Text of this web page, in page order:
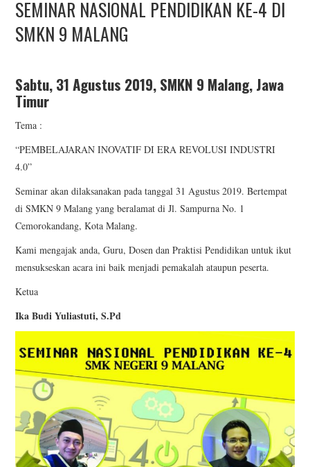
PENDAFTARAN
PROGRAM SEMINAR
KONTAK KAMI
SEMINAR NASIONAL PENDIDIKAN KE-4 DI
SMKN 9 MALANG
Sabtu, 31 Agustus 2019, SMKN 9 Malang, Jawa
Timur
Tema :
“PEMBELAJARAN INOVATIF DI ERA REVOLUSI INDUSTRI
4.0”
Seminar akan dilaksanakan pada tanggal 31 Agustus 2019. Bertempat
di SMKN 9 Malang yang beralamat di Jl. Sampurna No. 1
Cemorokandang, Kota Malang.
Kami mengajak anda, Guru, Dosen dan Praktisi Pendidikan untuk ikut
mensukseskan acara ini baik menjadi pemakalah ataupun peserta.
Ketua
Ika Budi Yuliastuti, S.Pd